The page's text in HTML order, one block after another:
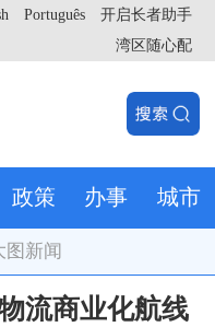
开启长者助手
Português
湾区随心配
政策 办事 城市
图新闻
流商业化航线